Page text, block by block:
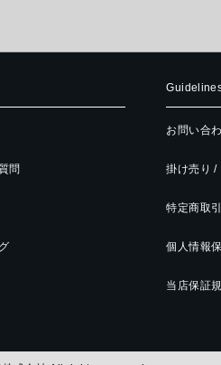
問
お問い合
掛け売り /
特定商取
個人情報
当店保証